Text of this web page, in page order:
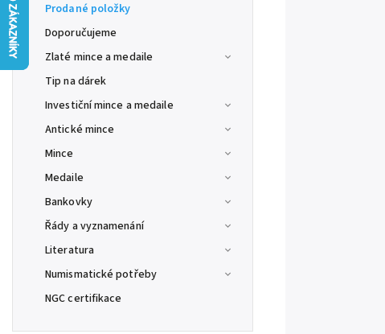
Prodané položky
Doporučujeme
Zlaté mince a medaile
Tip na dárek
Investiční mince a medaile
Antické mince
Mince
Medaile
Bankovky
Řády a vyznamenání
Literatura
Numismatické potřeby
NGC certifikace